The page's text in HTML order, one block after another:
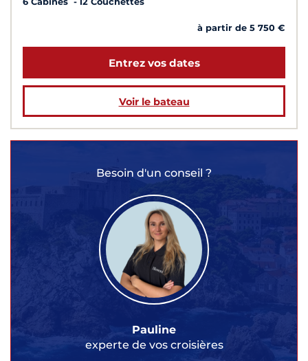
à partir de 5 750 €
Entrez vos dates
Voir le bateau
Besoin d'un conseil ?
Pauline
experte de vos croisières